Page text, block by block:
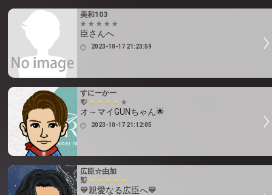
美和103
臣さんへ
2023-10-17 21:23:59
すにーかー
オ～マイGUNちゃん🌟
2023-10-17 21:12:05
広臣☆由加
💙親愛なる広臣へ💙